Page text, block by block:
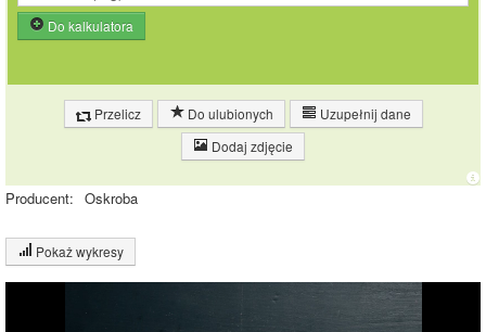
Do kalkulatora
Przelicz Do ulubionych
Uzupełnij dane
Dodaj zdjęcie
Producent: Oskroba
Pokaż wykresy
Wykres składu produktu